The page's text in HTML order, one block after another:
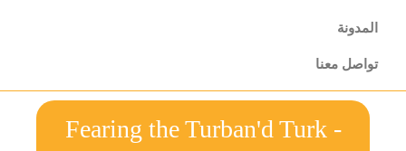
المدونة
تواصل معنا
Fearing the Turban'd Turk -